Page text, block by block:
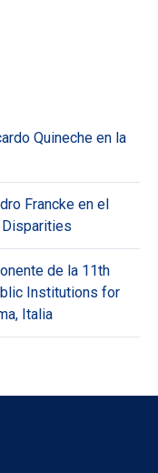
Quineche en la
Francke en el
Disparities
de la 11th
Institutions for
Italia